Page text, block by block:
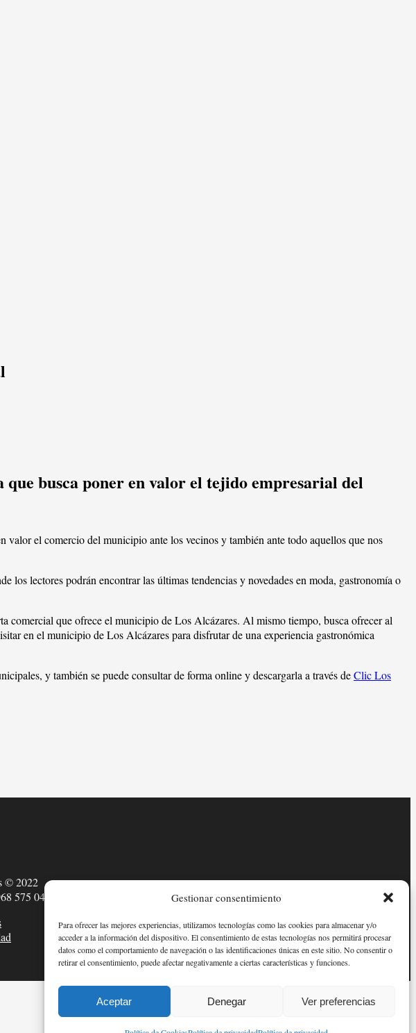
Gestionar consentimiento
Para ofrecer las mejores experiencias, utilizamos tecnologías como las cookies para almacenar y/o
acceder a la información del dispositivo. El consentimiento de estas tecnologías nos permitirá procesar
datos como el comportamiento de navegación o las identificaciones únicas en este sitio. No consentir o
retirar el consentimiento, puede afectar negativamente a ciertas características y funciones.
Aceptar Denegar Ver preferencias
busca poner en valor el tejido empresarial del
el comercio del municipio ante los vecinos y también ante todo aquellos que nos
los lectores podrán encontrar las últimas tendencias y novedades en moda, gastronomía o
comercial que ofrece el municipio de Los Alcázares. Al mismo tiempo, busca ofrecer al
en el municipio de Los Alcázares para disfrutar de una experiencia gastronómica
y también se puede consultar de forma online y descargarla a través deClic Los
© 2022
575 047